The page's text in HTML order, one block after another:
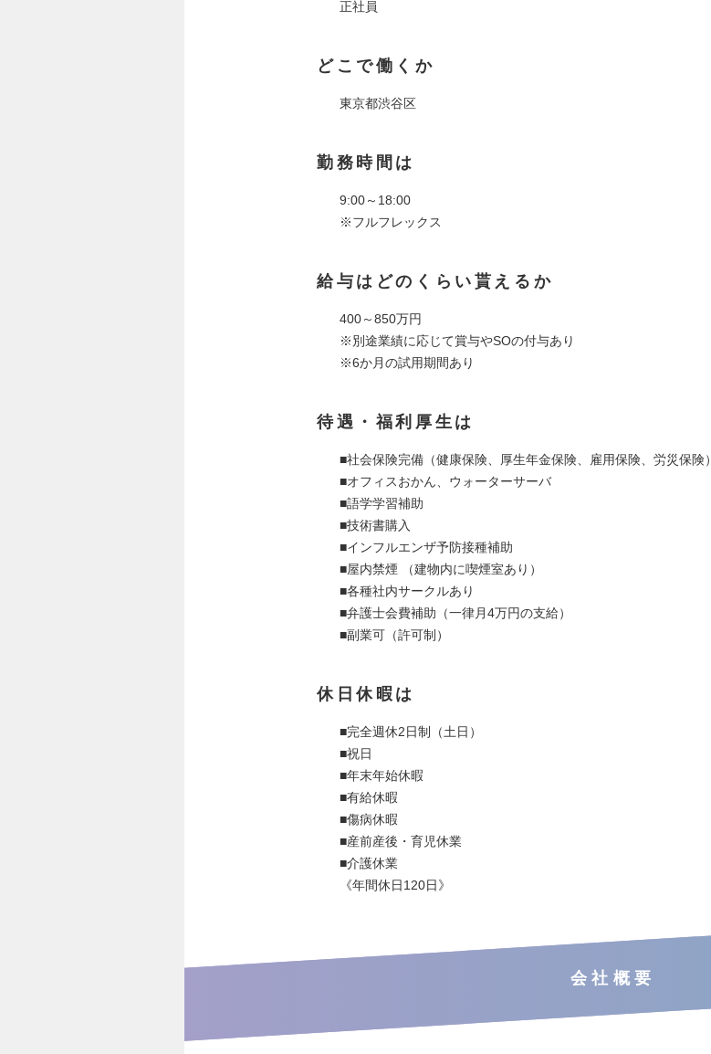
正社員
どこで働くか
東京都渋谷区
勤務時間は
9:00～18:00
※フルフレックス
給与はどのくらい貰えるか
400～850万円
※別途業績に応じて賞与やSOの付与あり
※6か月の試用期間あり
待遇・福利厚生は
■社会保険完備（健康保険、厚生年金保険、雇用保険、労災保険）
■オフィスおかん、ウォーターサーバ
■語学学習補助
■技術書購入
■インフルエンザ予防接種補助
■屋内禁煙 （建物内に喫煙室あり）
■各種社内サークルあり
■弁護士会費補助（一律月4万円の支給）
■副業可（許可制）
休日休暇は
■完全週休2日制（土日）
■祝日
■年末年始休暇
■有給休暇
■傷病休暇
■産前産後・育児休業
■介護休業
《年間休日120日》
会社概要